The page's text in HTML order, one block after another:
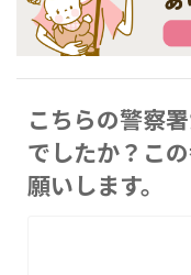
こちらの警察
でしたか？こ
願いします。